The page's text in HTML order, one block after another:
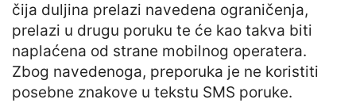
čija duljina prelazi navedena ograničenja,
prelazi u drugu poruku te će kao takva biti
naplaćena od strane mobilnog operatera.
Zbog navedenoga, preporuka je ne koristiti
posebne znakove u tekstu SMS poruke.